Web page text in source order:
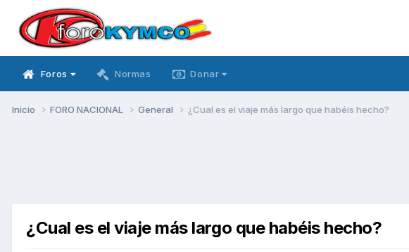
Foros Normas Donar
Inicio FORO NACIONAL General ¿Cual es el viaje más largo que habéis hecho?
¿Cual es el viaje más largo que habéis hecho?